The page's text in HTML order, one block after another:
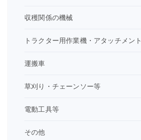
収穫関係の機械
トラクター用作業機・アタッチメント
運搬車
草刈り・チェーンソー等
電動工具等
その他